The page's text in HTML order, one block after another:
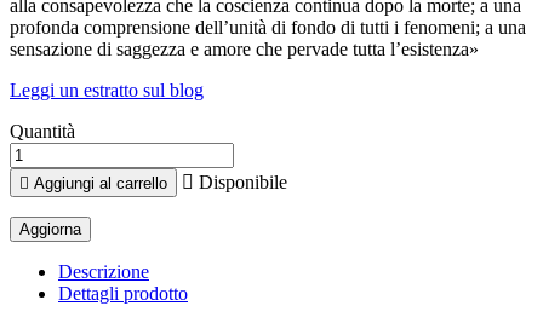
alla consapevolezza che la coscienza continua dopo la morte; a una
profonda comprensione dell’unità di fondo di tutti i fenomeni; a una
sensazione di saggezza e amore che pervade tutta l’esistenza»
Leggi un estratto sul blog
Quantità
 Aggiungi al carrello  Disponibile
Descrizione
Dettagli prodotto